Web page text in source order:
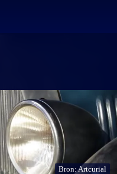
Bron: Artcurial